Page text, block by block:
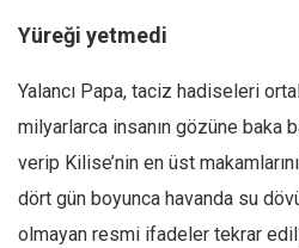
Yüreği yetmedi
Yalancı Papa, taciz hadiseleri
milyarlarca insanın gözüne baka
verip Kilise’nin en üst
dört gün boyunca havanda su
olmayan resmi ifadeler tekrar